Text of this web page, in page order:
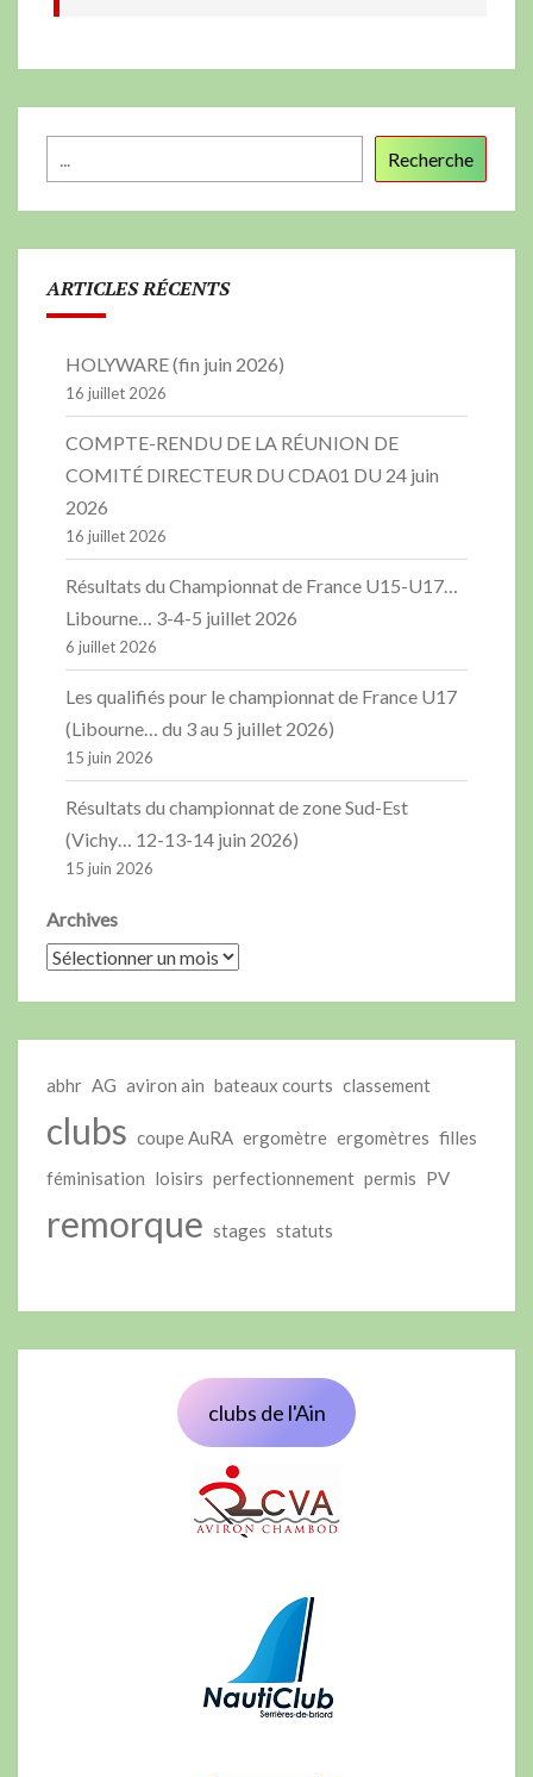
Recherche
ARTICLES RÉCENTS
HOLYWARE (fin juin 2026)
16 juillet 2026
COMPTE-RENDU DE LA RÉUNION DE
COMITÉ DIRECTEUR DU CDA01 DU 24 juin
2026
16 juillet 2026
Résultats du Championnat de France U15-U17…
Libourne… 3-4-5 juillet 2026
6 juillet 2026
Les qualifiés pour le championnat de France U17
(Libourne… du 3 au 5 juillet 2026)
15 juin 2026
Résultats du championnat de zone Sud-Est
(Vichy… 12-13-14 juin 2026)
15 juin 2026
Archives
abhr AG aviron ain bateaux courts classement
clubs coupe AuRA ergomètre ergomètres filles
féminisation loisirs perfectionnement permis PV
remorque stages statuts
clubs de l'Ain